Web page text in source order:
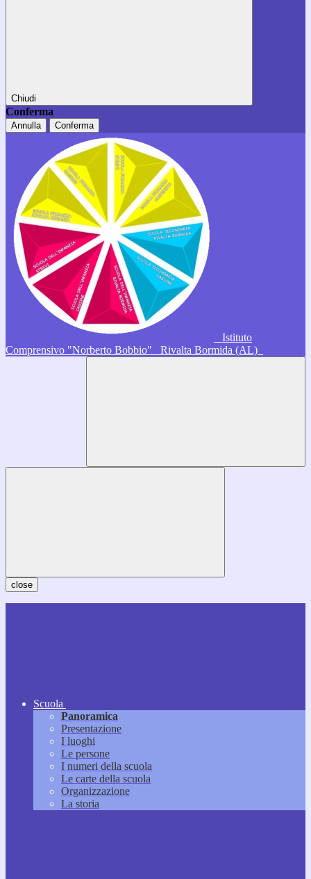
Chiudi
Conferma
Annulla Conferma
Istituto
Comprensivo "Norberto Bobbio"
Rivalta Bormida (AL)
close
Scuola
Panoramica
Presentazione
I luoghi
Le persone
I numeri della scuola
Le carte della scuola
Organizzazione
La storia